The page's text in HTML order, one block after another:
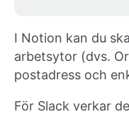
I Notion kan du
arbetsytor (dvs.
postadress och
För Slack verkar